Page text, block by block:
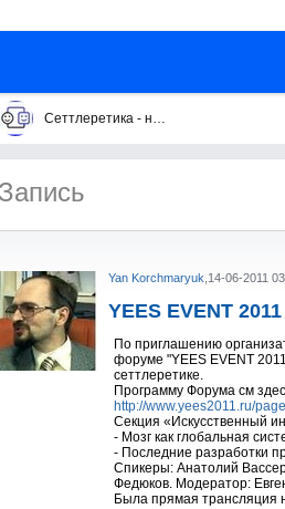
Сеттлеретика - научная технология бессмертия.
Запись
Yan Korchmaryuk 14-06-2011
YEES EVENT 2011
По приглашению
форуме "YEES EVENT
сеттлеретике.
Программу Форума см
http://www.yees2011.ru/
Секция «Искусственный
- Мозг как глобальная
- Последние разработки
Спикеры: Анатолий
Федюков. Модератор:
Была прямая трансляция